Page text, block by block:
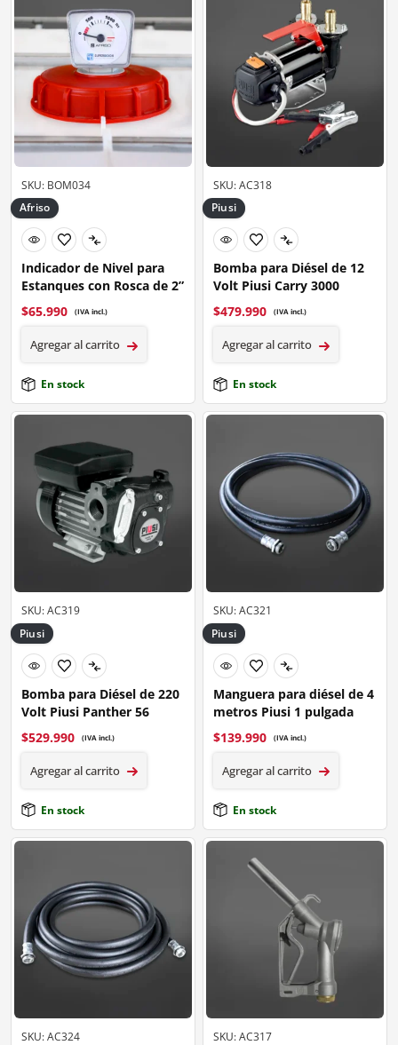
SKU: BOM034
Afriso
Indicador de Nivel para
Estanques con Rosca de 2”
$65.990 (IVA incl.)
Agregar al carrito
En stock
SKU: AC318
Piusi
Bomba para Diésel de 12
Volt Piusi Carry 3000
$479.990 (IVA incl.)
Agregar al carrito
En stock
SKU: AC319
Piusi
Bomba para Diésel de 220
Volt Piusi Panther 56
$529.990 (IVA incl.)
Agregar al carrito
En stock
SKU: AC321
Piusi
Manguera para diésel de 4
metros Piusi 1 pulgada
$139.990 (IVA incl.)
Agregar al carrito
En stock
SKU: AC324
SKU: AC317